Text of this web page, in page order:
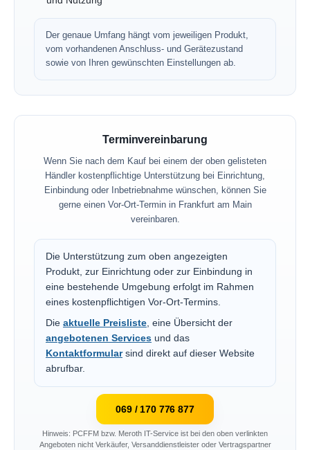
Der genaue Umfang hängt vom jeweiligen Produkt,
vom vorhandenen Anschluss- und Gerätezustand
sowie von Ihren gewünschten Einstellungen ab.
Terminvereinbarung
Wenn Sie nach dem Kauf bei einem der oben gelisteten
Händler kostenpflichtige Unterstützung bei Einrichtung,
Einbindung oder Inbetriebnahme wünschen, können Sie
gerne einen Vor-Ort-Termin in Frankfurt am Main
vereinbaren.
Die Unterstützung zum oben angezeigten
Produkt, zur Einrichtung oder zur Einbindung in
eine bestehende Umgebung erfolgt im Rahmen
eines kostenpflichtigen Vor-Ort-Termins.
Die aktuelle Preisliste, eine Übersicht der
angebotenen Services und das
Kontaktformularsind direkt auf dieser Website
abrufbar.
069 / 170 776 877
Hinweis: PCFFM bzw. Meroth IT-Service ist bei den oben verlinkten
Angeboten nicht Verkäufer, Versanddienstleister oder Vertragspartner